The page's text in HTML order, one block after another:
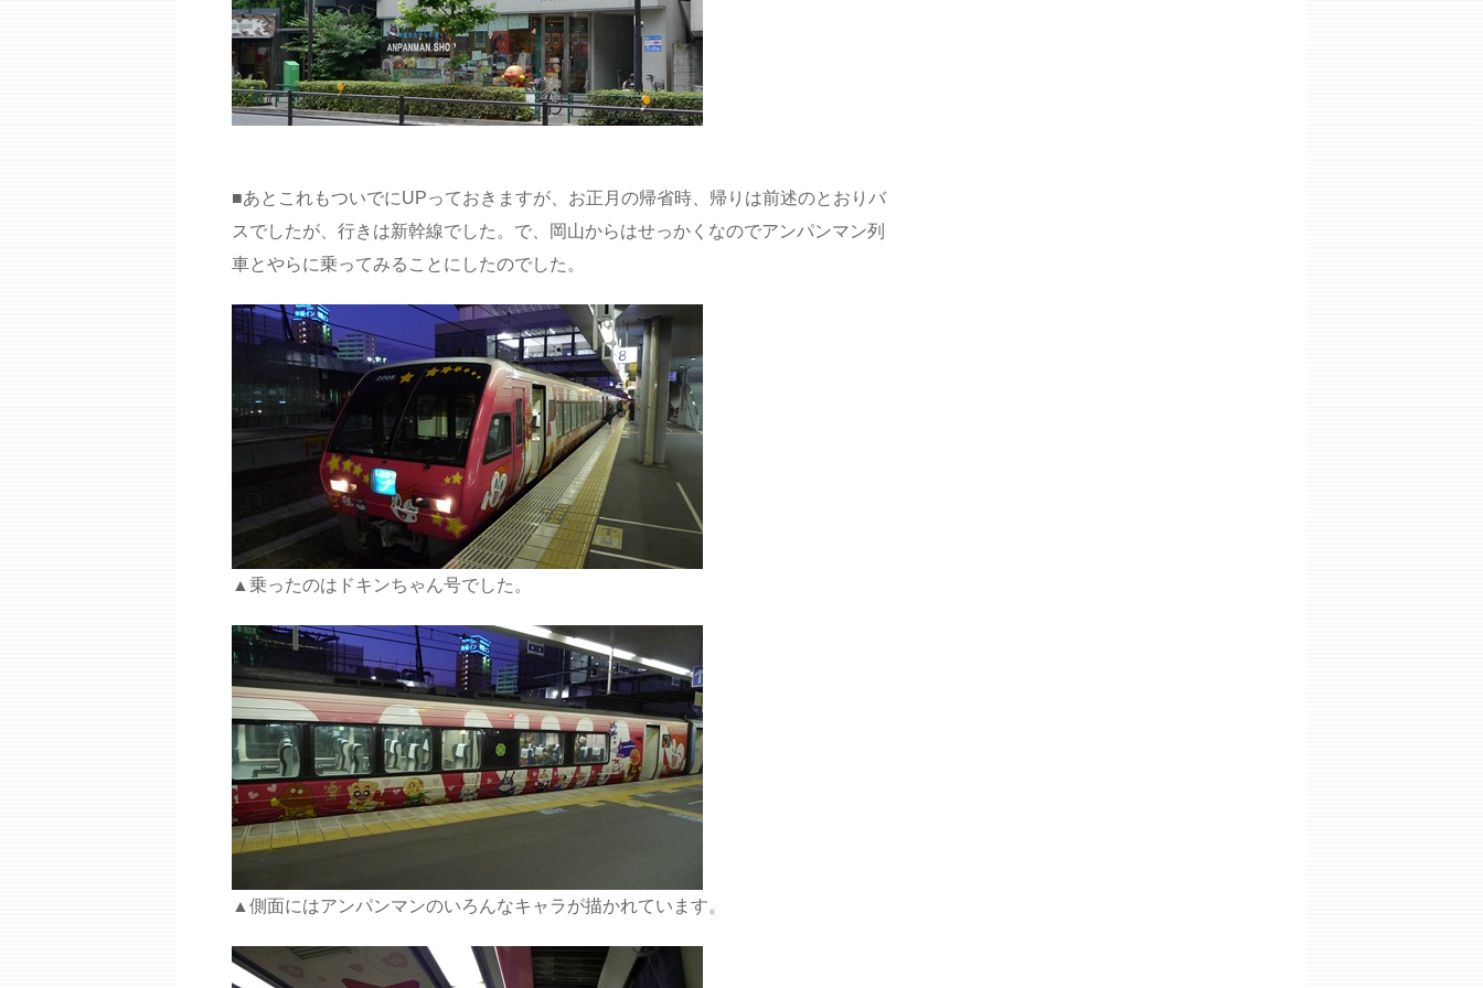
■あとこれもついでにUPっておきますが、お正月の帰省時、帰りは前述のとおりバ
スでしたが、行きは新幹線でした。で、岡山からはせっかくなのでアンパンマン列
車とやらに乗ってみることにしたのでした。
▲乗ったのはドキンちゃん号でした。
▲側面にはアンパンマンのいろんなキャラが描かれています。